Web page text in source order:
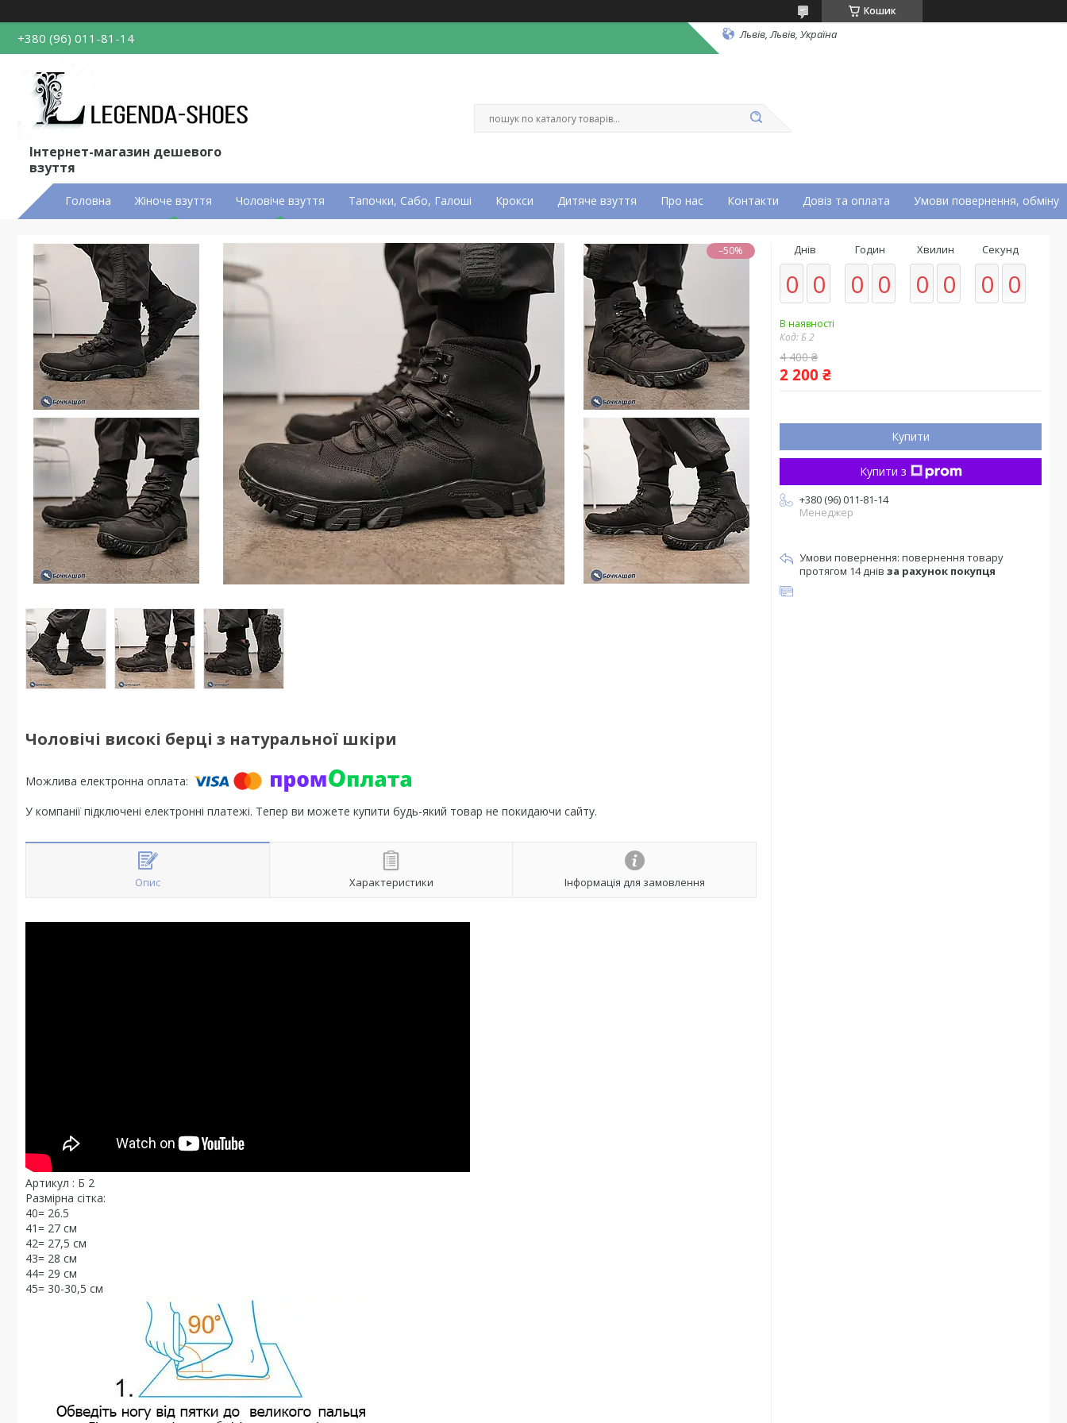
Кошик
+380 (96) 011-81-14 Львів, Львів, Україна
Інтернет-магазин дешевого
взуття
Головна Жіноче взуття Чоловіче взуття Тапочки, Сабо, Галоші Крокси Дитяче взуття Про нас Контакти Довіз та оплата Умови повернення, обміну
–50%
Чоловічі високі берці з натуральної шкіри
У компанії підключені електронні платежі. Тепер ви можете купити будь-який товар не покидаючи сайту.
Опис Характеристики Інформація для замовлення
Артикул : Б 2
Размірна сітка:
40= 26.5
41= 27 см
42= 27,5 см
43= 28 см
44= 29 см
45= 30-30,5 см
Днів
0 0
Годин
0 0
Хвилин
0 0
Секунд
0 0
В наявності
Код:Б 2
4 400 ₴
2 200 ₴
Купити
Купити з
+380 (96) 011-81-14
Менеджер
повернення товару
протягом 14 днів за рахунок покупця